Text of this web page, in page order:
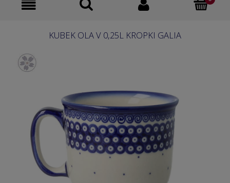
KUBEK OLA V 0,25L KROPKI GALIA